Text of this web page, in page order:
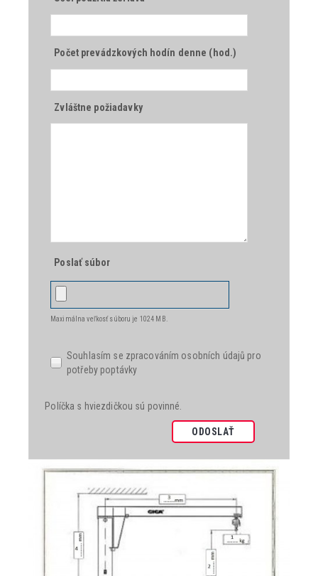
Počet prevádzkových hodín denne (hod.)
Zvláštne požiadavky
Poslať súbor
Maximálna veľkosť súboru je 1024 MB.
Souhlasím se zpracováním osobních údajů pro
potřeby poptávky
Políčka s hviezdičkou sú povinné.
ODOSLAŤ